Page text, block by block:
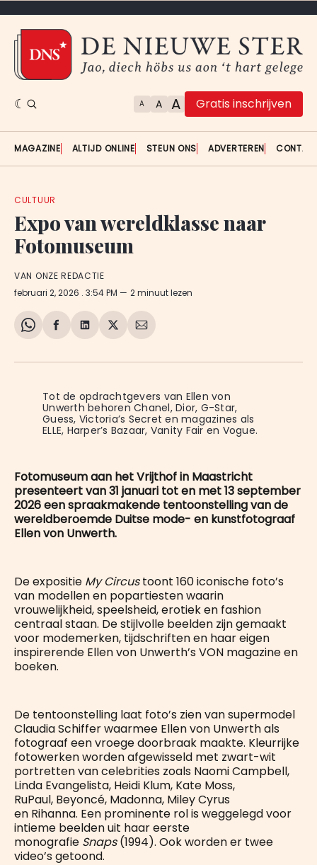
A A A Gratis inschrijven
MAGAZINE ALTIJD ONLINE STEUN ONS ADVERTEREN
CULTUUR
Expo van wereldklasse naar
Fotomuseum
VAN ONZE REDACTIE
februari 2, 2026 . 3:54 PM 2 minuut lezen
Share
WhatsApp
Delen
Facebook
Delen
LinkedIn
Share
X
Deel
E-
Tot de opdrachtgevers van Ellen von
Unwerth behoren Chanel, Dior, G-Star,
Guess, Victoria’s Secret en magazines als
ELLE, Harper’s Bazaar, Vanity Fair en Vogue.
Fotomuseum aan het Vrijthof in Maastricht
presenteert van 31 januari tot en met 13 september
2026 een spraakmakende tentoonstelling van de
wereldberoemde Duitse mode- en kunstfotograaf
Ellen von Unwerth.
De expositie My Circustoont 160 iconische foto’s
van modellen en popartiesten waarin
vrouwelijkheid, speelsheid, erotiek en fashion
centraal staan. De stijlvolle beelden zijn gemaakt
voor modemerken, tijdschriften en haar eigen
inspirerende Ellen von Unwerth’s VON magazine en
boeken.
De tentoonstelling laat foto’s zien van supermodel
Claudia Schiffer waarmee Ellen von Unwerth als
fotograaf een vroege doorbraak maakte. Kleurrijke
fotowerken worden afgewisseld met zwart-wit
portretten van celebrities zoals Naomi Campbell,
Linda Evangelista, Heidi Klum, Kate Moss,
RuPaul, Beyoncé, Madonna, Miley Cyrus
en Rihanna. Een prominente rol is weggelegd voor
intieme beelden uit haar eerste
monografie Snaps(1994). Ook worden er twee
video’s getoond.